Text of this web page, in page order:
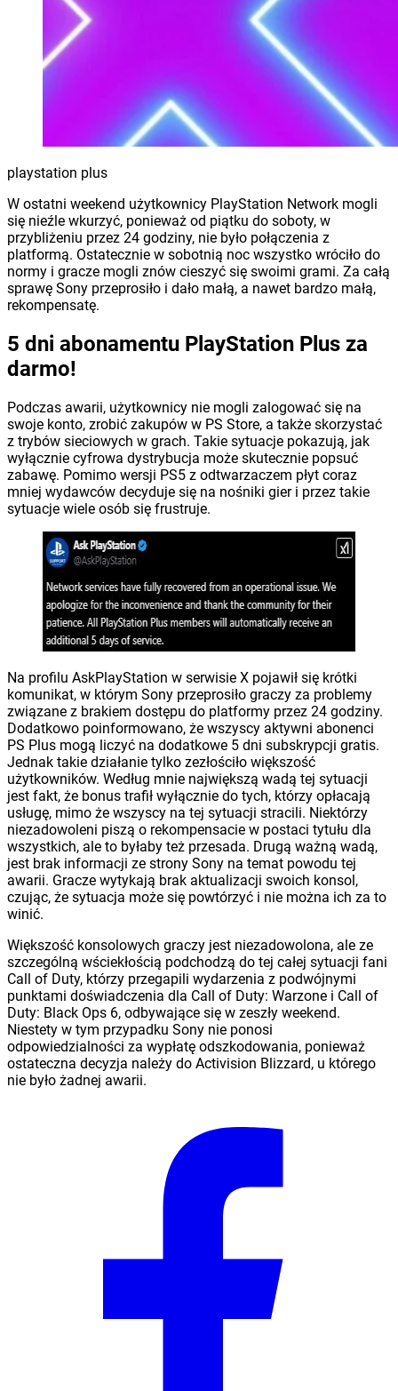
playstation plus
W ostatni weekend użytkownicy PlayStation Network mogli
się nieźle wkurzyć, ponieważ od piątku do soboty, w
przybliżeniu przez 24 godziny, nie było połączenia z
platformą. Ostatecznie w sobotnią noc wszystko wróciło do
normy i gracze mogli znów cieszyć się swoimi grami. Za całą
sprawę Sony przeprosiło i dało małą, a nawet bardzo małą,
rekompensatę.
5 dni abonamentu PlayStation Plus za
darmo!
Podczas awarii, użytkownicy nie mogli zalogować się na
swoje konto, zrobić zakupów w PS Store, a także skorzystać
z trybów sieciowych w grach. Takie sytuacje pokazują, jak
wyłącznie cyfrowa dystrybucja może skutecznie popsuć
zabawę. Pomimo wersji PS5 z odtwarzaczem płyt coraz
mniej wydawców decyduje się na nośniki gier i przez takie
sytuacje wiele osób się frustruje.
Na profilu AskPlayStation w serwisie X pojawił się krótki
komunikat, w którym Sony przeprosiło graczy za problemy
związane z brakiem dostępu do platformy przez 24 godziny.
Dodatkowo poinformowano, że wszyscy aktywni abonenci
PS Plus mogą liczyć na dodatkowe 5 dni subskrypcji gratis.
Jednak takie działanie tylko zezłościło większość
użytkowników. Według mnie największą wadą tej sytuacji
jest fakt, że bonus trafił wyłącznie do tych, którzy opłacają
usługę, mimo że wszyscy na tej sytuacji stracili. Niektórzy
niezadowoleni piszą o rekompensacie w postaci tytułu dla
wszystkich, ale to byłaby też przesada. Drugą ważną wadą,
jest brak informacji ze strony Sony na temat powodu tej
awarii. Gracze wytykają brak aktualizacji swoich konsol,
czując, że sytuacja może się powtórzyć i nie można ich za to
winić.
Większość konsolowych graczy jest niezadowolona, ale ze
szczególną wściekłością podchodzą do tej całej sytuacji fani
Call of Duty, którzy przegapili wydarzenia z podwójnymi
punktami doświadczenia dla Call of Duty: Warzone i Call of
Duty: Black Ops 6, odbywające się w zeszły weekend.
Niestety w tym przypadku Sony nie ponosi
odpowiedzialności za wypłatę odszkodowania, ponieważ
ostateczna decyzja należy do Activision Blizzard, u którego
nie było żadnej awarii.